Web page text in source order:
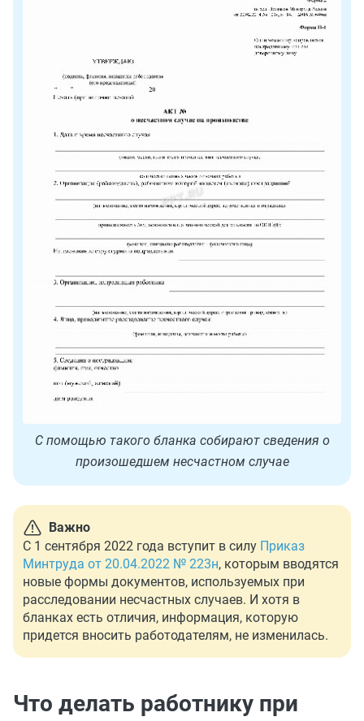
С помощью такого бланка собирают сведения о
произошедшем несчастном случае
Важно
С 1 сентября 2022 года вступит в силу Приказ
Минтруда от 20.04.2022 № 223н, которым вводятся
новые формы документов, используемых при
расследовании несчастных случаев. И хотя в
бланках есть отличия, информация, которую
придется вносить работодателям, не изменилась.
Что делать работнику при